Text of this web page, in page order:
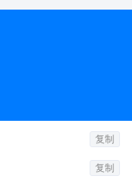
复制
复制